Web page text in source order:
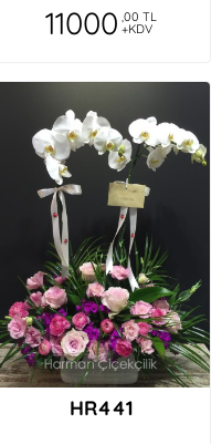
11000 ,00 TL
+KDV
HR441